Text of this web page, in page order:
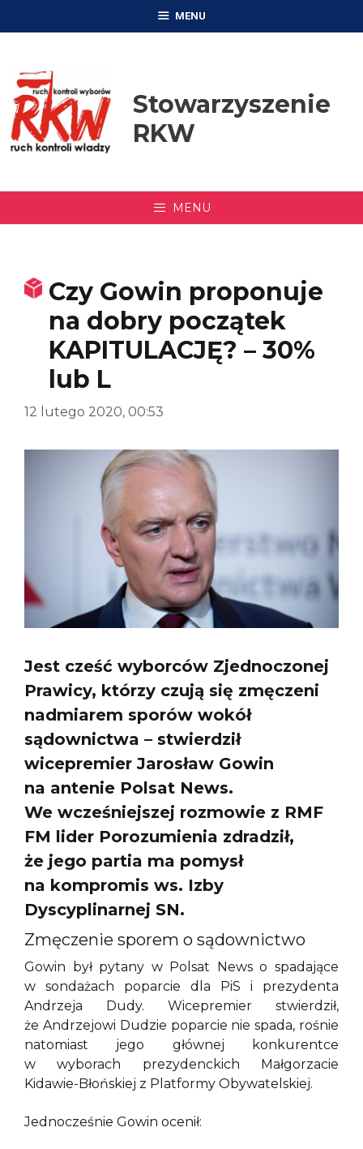
MENU
Stowarzyszenie
RKW
MENU
Czy Gowin proponuje
na dobry początek
KAPITULACJĘ? – 30%
lub L
12 lutego 2020, 00:53
Jest cześć wyborców Zjednoczonej
Prawicy, którzy czują się zmęczeni
nadmiarem sporów wokół
sądownictwa – stwierdził
wicepremier Jarosław Gowin
na antenie Polsat News.
We wcześniejszej rozmowie z RMF
FM lider Porozumienia zdradził,
że jego partia ma pomysł
na kompromis ws. Izby
Dyscyplinarnej SN.
Zmęczenie sporem o sądownictwo
Gowin był pytany w Polsat News o spadające
w sondażach poparcie dla PiS i prezydenta
Andrzeja Dudy. Wicepremier stwierdził,
że Andrzejowi Dudzie poparcie nie spada, rośnie
natomiast jego głównej konkurentce
w wyborach prezydenckich Małgorzacie
Kidawie-Błońskiej z Platformy Obywatelskiej.
Jednocześnie Gowin ocenił: